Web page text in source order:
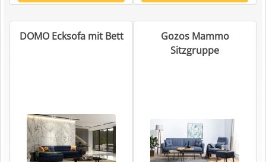
DOMO Ecksofa mit Bett
Gozos Mammo
Sitzgruppe